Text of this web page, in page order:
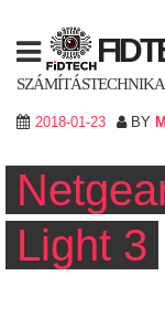
content
2018-01-23 BY
Light 3